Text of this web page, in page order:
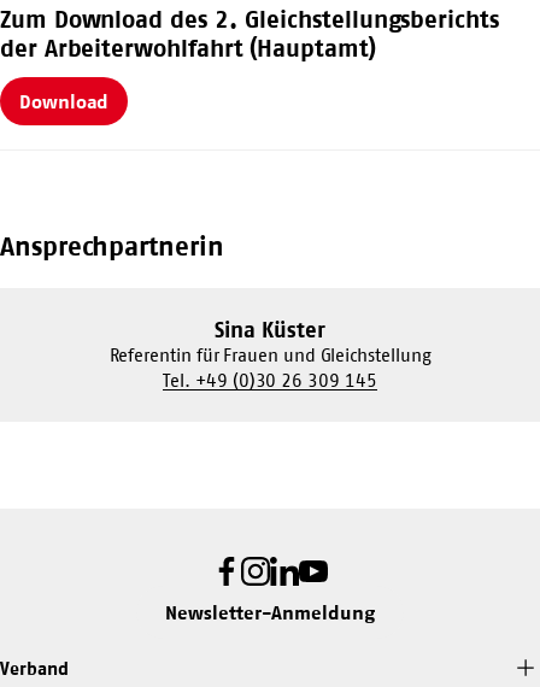
Zum Download des 2. Gleichstellungsberichts
der Arbeiterwohlfahrt (Hauptamt)
Download
Ansprechpartnerin
Sina Küster
Referentin für Frauen und Gleichstellung
Tel. +49 (0)30 26 309 145
Facebook
Instagram
LinkedIn
Youtube
Newsletter-Anmeldung
Verband